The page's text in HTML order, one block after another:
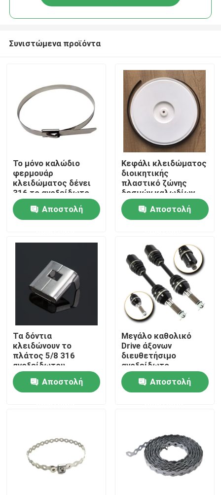
Αρχική Σελίδα
Βίντεο
Σχετικά με εμάς
Γύρος εργοστασίων
Ποιοτικός έλεγχος
Δεσμός καλωδίων φερμουάρ
Συνιστώμενα προϊόντα
Το μόνο καλώδιο
φερμουάρ
κλειδώματος δένει
316 το ανοξείδωτο
7.9mm πλάτος
0.25mm πάχος
Αποστολή
Κεφάλι κλειδώματος
διοικητικής
πλαστικό ζώνης
δεσμών καλωδίων
καιρικής ανθεκτικό
ακετάληςΑποστολή
Τα δόντια
κλειδώνουν το
πλάτος 5/8 316
ανοξείδωτου
συνδετήρων ζώνης»
πάχος 0,02 ίντσες
Αποστολή
Μεγάλο καθολικό
Drive άξονων
διευθετήσιμο
ανοξείδωτο
σφιγκτηρών μποτών
βιογραφικού
σημειώματος κοινό
Αποστολή